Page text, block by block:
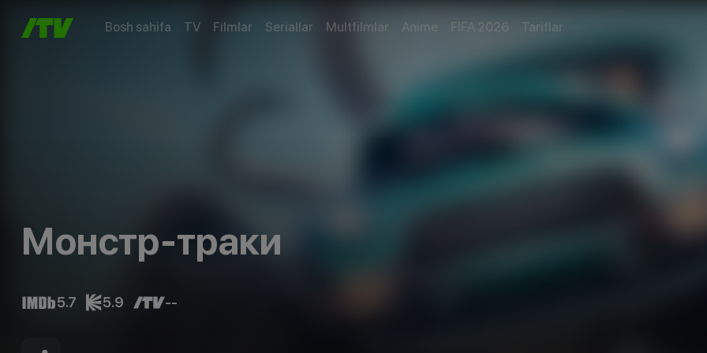
Bosh sahifa TV Filmlar Seriallar Multfilmlar Anime FIFA 2026 Tariflar
Монстр-траки
5.7 5.9 --